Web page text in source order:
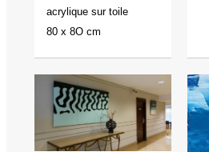
acrylique sur toile
80 x 8O cm